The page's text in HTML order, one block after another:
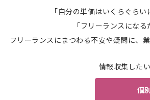
「自分の単価はいくらぐら
「フリーランスにな
フリーランスにまつわる不安や疑問に、
情報収集した
個